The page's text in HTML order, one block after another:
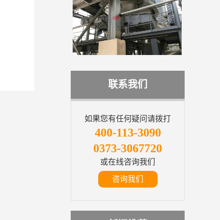
联系我们
如果您有任何疑问请拨打
400-113-3090
0373-3067720
或在线咨询我们
咨询我们